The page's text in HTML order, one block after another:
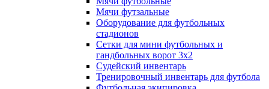
Мячи футзальные
Оборудование для футбольных
стадионов
Сетки для мини футбольных и
гандбольных ворот 3х2
Судейский инвентарь
Тренировочный инвентарь для футбола